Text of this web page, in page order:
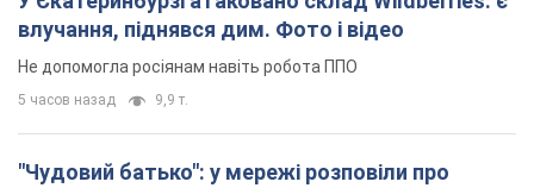
влучання, піднявся дим. Фото і відео
Не допомогла росіянам навіть робота ППО
5 часов назад 9,9 т.
"Чудовий батько": у мережі розповіли про